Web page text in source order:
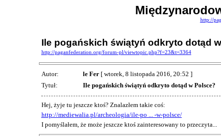
http://
Ile pogańskich świątyń odkryto dotąd
http://paganfederation.org/forum-pl/viewtopic.php?f=23&t=3364
Autor: le Fer[ wtorek, 8 listopada 2016, 20:52 ]
Tytuł:
Ile pogańskich świątyń odkryto dotąd w Polsce?
Hej, żyje tu jeszcze ktoś? Znalazłem takie coś:
http://mediewalia.pl/archeologia/ile-po ... -w-polsce/
I pomyślałem, że może jeszcze ktoś zainteresowany to przeczyta...